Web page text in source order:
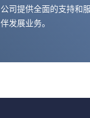
公司提供全面的支持和
伴发展业务。